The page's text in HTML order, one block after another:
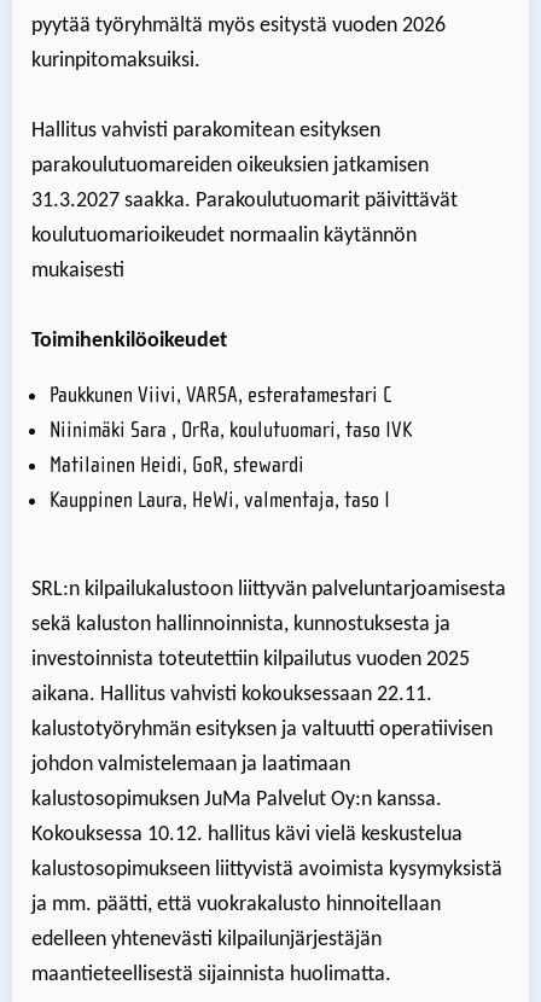
pyytää työryhmältä myös esitystä vuoden 2026
kurinpitomaksuiksi.
Hallitus vahvisti parakomitean esityksen
parakoulutuomareiden oikeuksien jatkamisen
31.3.2027 saakka. Parakoulutuomarit päivittävät
koulutuomarioikeudet normaalin käytännön
mukaisesti
Toimihenkilöoikeudet
Paukkunen Viivi, VARSA, esteratamestari C
Niinimäki Sara , OrRa, koulutuomari, taso IVK
Matilainen Heidi, GoR, stewardi
Kauppinen Laura, HeWi, valmentaja, taso I
SRL:n kilpailukalustoon liittyvän palveluntarjoamisesta
sekä kaluston hallinnoinnista, kunnostuksesta ja
investoinnista toteutettiin kilpailutus vuoden 2025
aikana. Hallitus vahvisti kokouksessaan 22.11.
kalustotyöryhmän esityksen ja valtuutti operatiivisen
johdon valmistelemaan ja laatimaan
kalustosopimuksen JuMa Palvelut Oy:n kanssa.
Kokouksessa 10.12. hallitus kävi vielä keskustelua
kalustosopimukseen liittyvistä avoimista kysymyksistä
ja mm. päätti, että vuokrakalusto hinnoitellaan
edelleen yhtenevästi kilpailunjärjestäjän
maantieteellisestä sijainnista huolimatta.